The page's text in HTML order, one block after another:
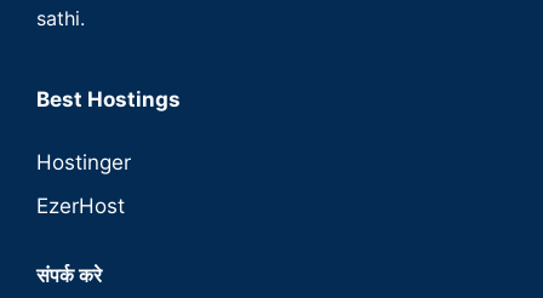
sathi.
Best Hostings
Hostinger
EzerHost
संपर्क करे